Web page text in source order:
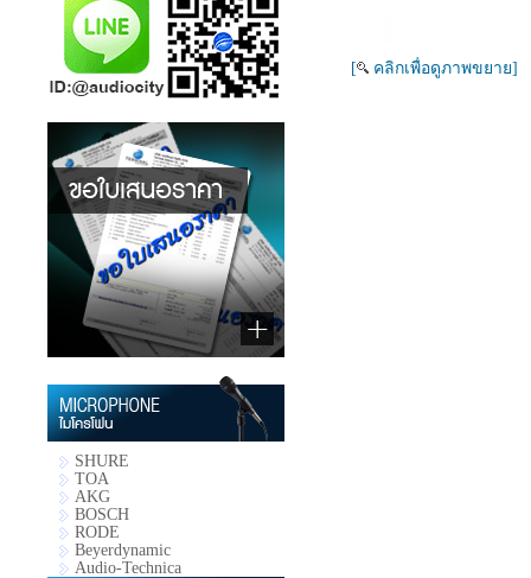
SHURE
TOA
AKG
BOSCH
RODE
Beyerdynamic
Audio-Technica
[ คลิกเพื่อดูภาพขยาย]